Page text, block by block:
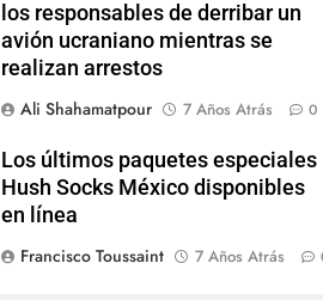
los responsables de derribar un
avión ucraniano mientras se
realizan arrestos
Ali Shahamatpour
7 Años Atrás 0
Los últimos paquetes especiales
Hush Socks México disponibles
en línea
Francisco Toussaint
7 Años Atrás